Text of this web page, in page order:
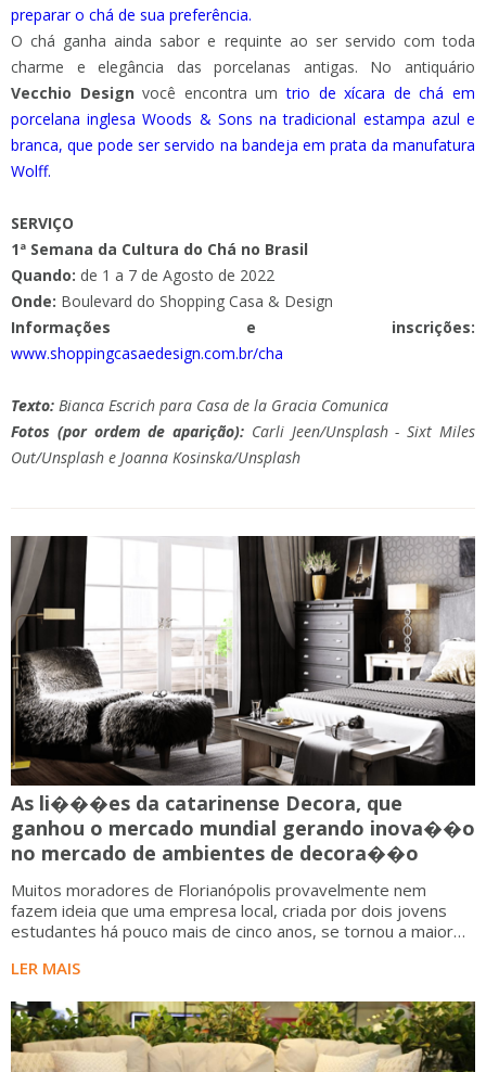
preparar o chá de sua preferência.
O chá ganha ainda sabor e requinte ao ser servido com toda
charme e elegância das porcelanas antigas. No antiquário
Vecchio Design você encontra umtrio de xícara de chá em
porcelana inglesa Woods & Sons na tradicional estampa azul e
branca, que pode ser servido na bandeja em prata da manufatura
Wolff.
SERVIÇO
1ª Semana da Cultura do Chá no Brasil
Quando: de 1 a 7 de Agosto de 2022
Onde: Boulevard do Shopping Casa & Design
Informações e inscrições:
www.shoppingcasaedesign.com.br/cha
Texto: Bianca Escrich para Casa de la Gracia Comunica
Fotos (por ordem de aparição): Carli Jeen/Unsplash - Sixt Miles
Out/Unsplash e Joanna Kosinska/Unsplash
As li���es da catarinense Decora, que
ganhou o mercado mundial gerando inova��o
no mercado de ambientes de decora��o
Muitos moradores de Florianópolis provavelmente nem
fazem ideia que uma empresa local, criada por dois jovens
estudantes há pouco mais de cinco anos, se tornou a maior
mundo, especializada na criação de ambiente
LER MAIS